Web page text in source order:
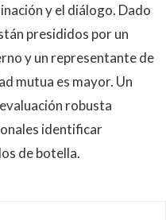
y el diálogo. Dado
presididos por un
y un representante de
mutua es mayor. Un
robusta
identificar
de botella.